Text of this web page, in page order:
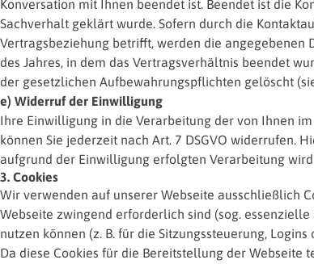
Konversation mit Ihnen beendet ist. Beendet ist die
Sachverhalt geklärt wurde. Sofern durch die
Vertragsbeziehung betrifft, werden die angegebenen
des Jahres, in dem das Vertragsverhältnis beendet
der gesetzlichen Aufbewahrungspflichten gelöscht
e) Widerruf der Einwilligung
Ihre Einwilligung in die Verarbeitung der von Ihnen
können Sie jederzeit nach Art. 7 DSGVO widerrufen.
aufgrund der Einwilligung erfolgten Verarbeitung
3. Cookies
Wir verwenden auf unserer Webseite ausschließlich
Webseite zwingend erforderlich sind (sog.
nutzen können (z. B. für die Sitzungssteuerung,
Da diese Cookies für die Bereitstellung der Webseite